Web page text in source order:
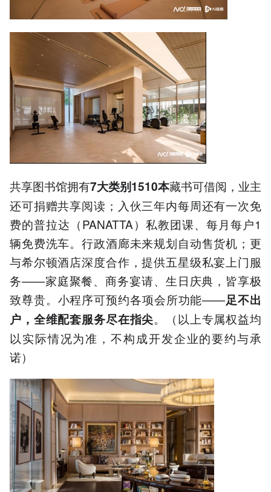
共享图书馆拥有7大类别1510本藏书可借阅，业主
还可捐赠共享阅读；入伙三年内每周还有一次免
费的普拉达（PANATTA）私教团课、每月每户1
辆免费洗车。行政酒廊未来规划自动售货机；更
与希尔顿酒店深度合作，提供五星级私宴上门服
务——家庭聚餐、商务宴请、生日庆典，皆享极
致尊贵。小程序可预约各项会所功能——足不出
户，全维配套服务尽在指尖。（以上专属权益均
以实际情况为准，不构成开发企业的要约与承
诺）